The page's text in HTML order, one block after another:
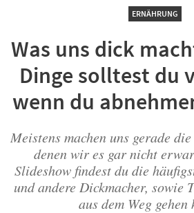
ERNÄHRUNG
Was uns dick
Dinge solltest du
wenn du
Meistens machen uns gerade
denen wir es gar nicht
Slideshow findest du die
und andere Dickmacher, sowie
aus dem Weg gehen